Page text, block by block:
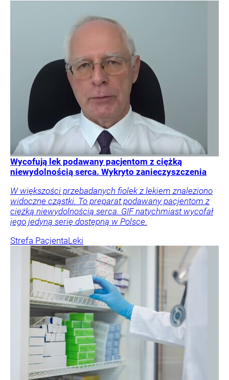
Wycofują lek podawany pacjentom z ciężką
niewydolnością serca. Wykryto zanieczyszczenia
W większości przebadanych fiolek z lekiem znaleziono
widoczne cząstki. To preparat podawany pacjentom z
ciężką niewydolnością serca. GIF natychmiast wycofał
jego jedyną serię dostępną w Polsce.
Strefa PacjentaLeki